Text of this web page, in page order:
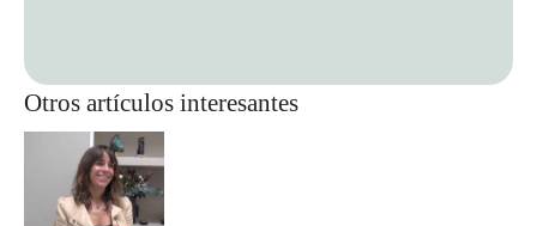
Otros artículos interesantes